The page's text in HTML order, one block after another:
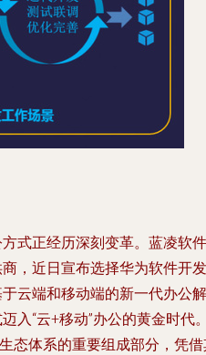
式正经历深刻变革。蓝凌软件
，近日宣布选择华为软件开发
云端和移动端的新一代办公解
入“云+移动”办公的黄金时代
态体系的重要组成部分，凭